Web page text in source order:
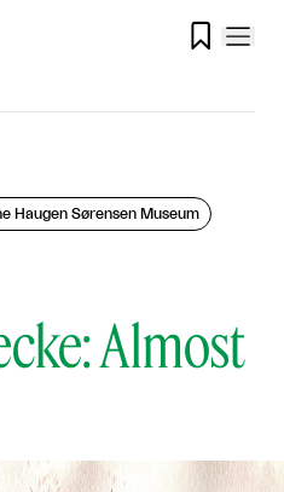

Almost
Haugen Sørensen Museum